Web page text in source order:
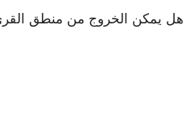
يمكن الخروج من منطق القرى